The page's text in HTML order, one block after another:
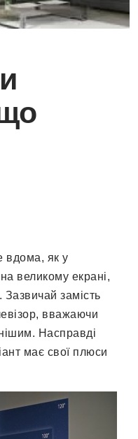
вдома, як у
великому екрані,
замість
вважаючи
Насправді
має свої плюси